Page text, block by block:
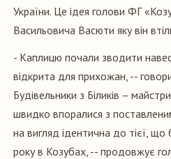
України. Це ідея голови ФГ
Васильовича Васюти яку він
- Каплицю почали зводити
відкрита для прихожан, --
Будівельники з Біликів –
швидко впоралися з
на вигляд ідентична до тієї,
року в Козубах, -- продовжує